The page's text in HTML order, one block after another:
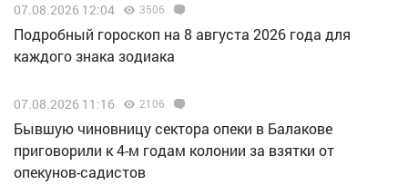
07.08.2026 12:04 3506
Подробный гороскоп на 8 августа 2026 года для
каждого знака зодиака
07.08.2026 11:16 2106
Бывшую чиновницу сектора опеки в Балакове
приговорили к 4-м годам колонии за взятки от
опекунов-садистов